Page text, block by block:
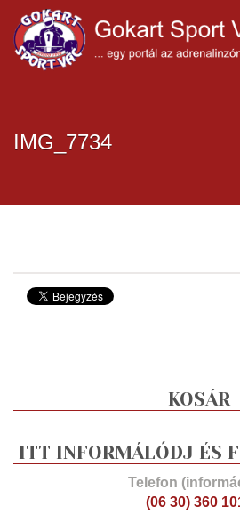
IMG_7734
KOSÁR
ITT INFORMÁLÓDJ ÉS
Telefon
(06 30) 360